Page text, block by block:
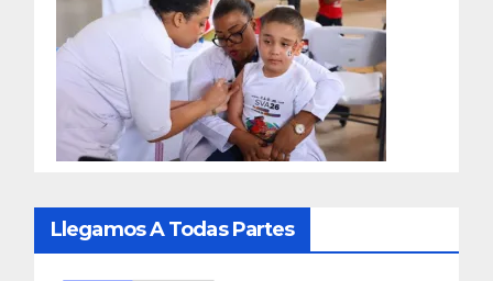
Llegamos A Todas Partes